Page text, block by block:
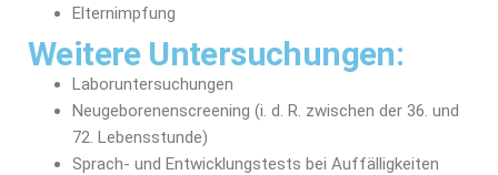
Elternimpfung
Weitere Untersuchungen:
Laboruntersuchungen
Neugeborenenscreening (i. d. R. zwischen der 36. und
72. Lebensstunde)
Sprach- und Entwicklungstests bei Auffälligkeiten